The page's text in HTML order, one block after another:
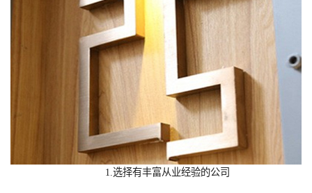
1.选择有丰富从业经验的公司